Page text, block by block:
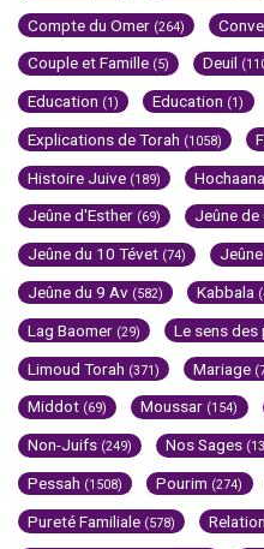
Compte du Omer (264)
Couple et Famille (5) Deuil
Education (1) Education (1)
Explications de Torah (1058)
Histoire Juive (189)
Jeûne d'Esther (69) Jeûne de
Jeûne du 10 Tévet (74)
Jeûne du 9 Av (582) Kabbala
Lag Baomer (29) Le sens
Limoud Torah (371) Mariage
Middot (69) Moussar (154)
Non-Juifs (249) Nos Sages
Pessah (1508) Pourim (274)
Pureté Familiale (578)